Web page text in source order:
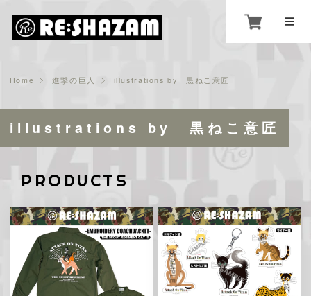
Home 進撃の巨人 illustrations by 黒ねこ意匠
illustrations by 黒ねこ意匠
PRODUCTS